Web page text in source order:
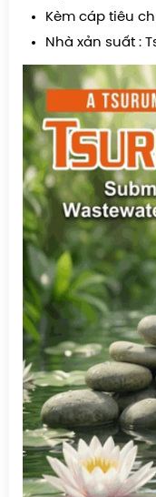
Kèm cáp tiêu
Nhà xản suất :